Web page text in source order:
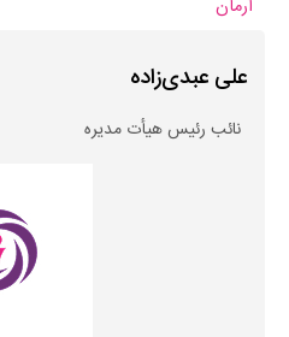
آرمان
علی عبدی‌زاده
نائب رئیس هیأت مدیره